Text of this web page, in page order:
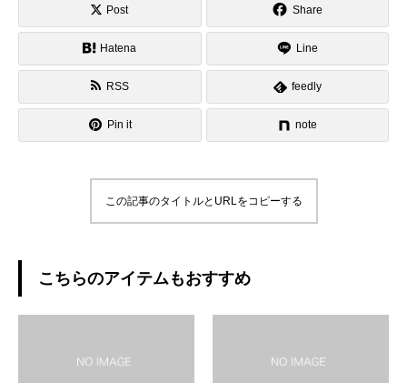
Post Share
Hatena Line
RSS feedly
Pin it note
この記事のタイトルとURLをコピーする
こちらのアイテムもおすすめ